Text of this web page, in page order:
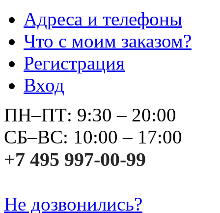
Адреса и телефоны
Что с моим заказом?
Регистрация
Вход
ПН–ПТ: 9:30 – 20:00
СБ–ВС: 10:00 – 17:00
+7 495 997-00-99
Не дозвонились?